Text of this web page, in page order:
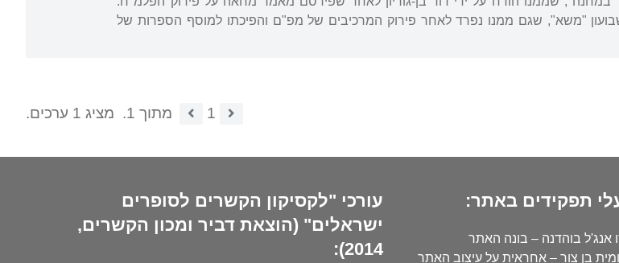
"משא", שגם ממנו נפרד לאחר פירוק המרכיבים של מפ"ם והפיכתו למוסף הספרות של
1 מתוך 1. מציג 1 ערכים.
תפקידים באתר:
אנג'ל בוהדנה – בונה האתר
בן צור – אחראית על עיצוב האתר
עורכי "לקסיקון הקשרים לסופרים
ישראלים" (הוצאת דביר ומכון הקשרים,
2014):